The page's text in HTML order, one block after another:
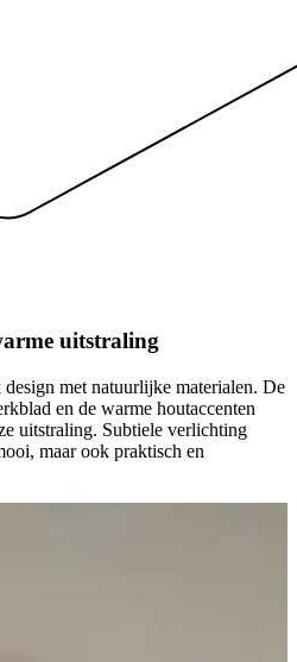
uitstraling
met natuurlijke materialen. De
en de warme houtaccenten
uitstraling. Subtiele verlichting
maar ook praktisch en